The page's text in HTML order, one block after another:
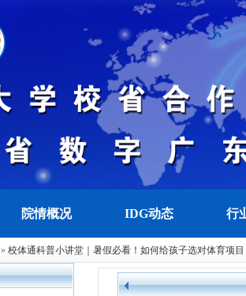
院情概况 IDG动态 行
» 校体通科普小讲堂｜暑假必看！如何给孩子选对体育项